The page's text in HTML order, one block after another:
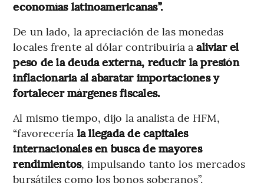
economías latinoamericanas”.
De un lado, la apreciación de las monedas
locales frente al dólar contribuiría aaliviar el
peso de la deuda externa, reducir la presión
inflacionaria al abaratar importaciones y
fortalecer márgenes fiscales.
Al mismo tiempo, dijo la analista de HFM,
“favorecería la llegada de capitales
internacionales en busca de mayores
rendimientos, impulsando tanto los mercados
bursátiles como los bonos soberanos”.